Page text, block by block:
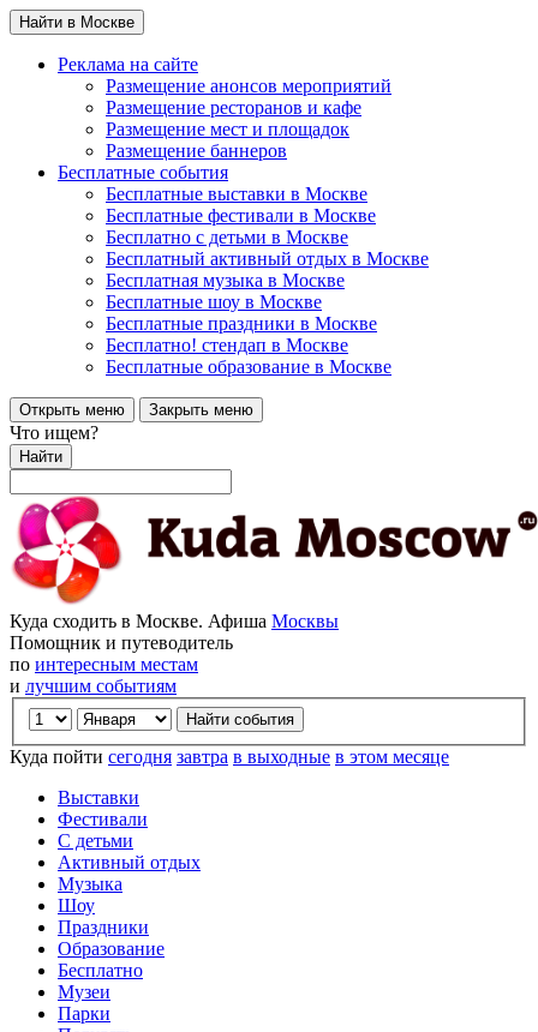
Найти в Москве
Реклама на сайте
Размещение анонсов мероприятий
Размещение ресторанов и кафе
Размещение мест и площадок
Размещение баннеров
Бесплатные события
Бесплатные выставки в Москве
Бесплатные фестивали в Москве
Бесплатно с детьми в Москве
Бесплатный активный отдых в Москве
Бесплатная музыка в Москве
Бесплатные шоу в Москве
Бесплатные праздники в Москве
Бесплатно! стендап в Москве
Бесплатные образование в Москве
Открыть меню Закрыть меню
Что ищем?
Найти
Куда сходить в Москве. Афиша Москвы
Помощник и путеводитель
по интересным местам
и лучшим событиям
Куда пойти сегодня завтра в выходные в этом месяце
Выставки
Фестивали
С детьми
Активный отдых
Музыка
Шоу
Праздники
Образование
Бесплатно
Музеи
Парки